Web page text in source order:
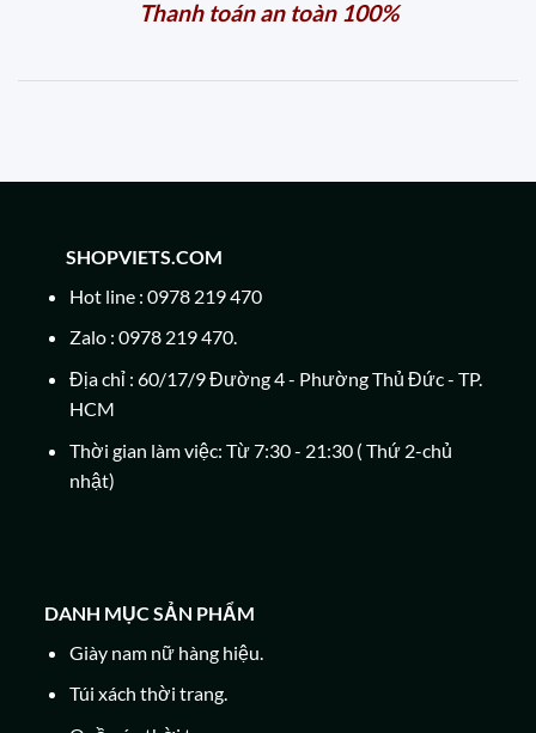
Thanh toán an toàn 100%
SHOPVIETS.COM
Hot line : 0978 219 470
Zalo : 0978 219 470.
Địa chỉ : 60/17/9 Đường 4 - Phường Thủ Đức - TP.
HCM
Thời gian làm việc: Từ 7:30 - 21:30 ( Thứ 2-chủ
nhật)
DANH MỤC SẢN PHẨM
Giày nam nữ hàng hiệu.
Túi xách thời trang.